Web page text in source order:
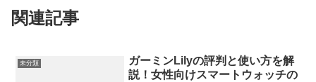
関連記事
未分類
ガーミンLilyの評判と使い方を解
説！女性向けスマートウォッチの